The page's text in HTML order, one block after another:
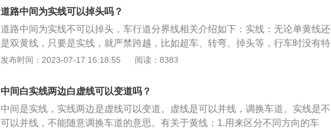
方设有“禁止左转”的指示牌，此时就算没有提到禁止掉头，也是无法在该路口进
行掉头的，因为左转和掉头的动作很相似，掉头之前肯定都要先左转。掉头必须
在最内侧的左转车道，如果是在第二条左转车道的话，也不能在这个路口进行掉
头。掉头一定要先让直行的车辆，在不干预直行车辆正常行驶的情况下才进行掉
头供行驶车辆选择车道，最左侧车道不都是左转箭头的，部分道路上如果出现直
行箭头的，即使是没有明确禁止掉头等标志，也是不允许掉头的。掉头的时候不
可以在斑马线上掉头，也是属于违章行为。
头：黄色网格线实际上就是禁停网格线施划于易发生因临时停车造成堵塞的交叉
路口、重要单位出入口及其他需要设置的路口等。任何车辆在禁停网格线上停车
(包括停车等候交通灯)，都属于违章行为。虽然在黄色网格线区域车辆不能停
就等同于“允许调头”。禁左和允许掉头标志同时出现：是允许掉头但是禁止左转
是实线的话，不管在任何情况下都不得掉头，应该继续往前行驶寻找合适掉头地
点。前方设有“禁止左转”的指示牌，此时就算没有提到禁止掉头，也是无法在该
路口进行掉头的，因为左转和掉头的动作很相似，掉头之前肯定都要先左转。掉
转的指示牌，那么该路口也禁止掉头。无左转车道时禁止掉头：即使是在最左侧
车道，如果没有允许左转的标志，也是不允许掉头的。第二条左转车道线内禁止
掉头：当车辆停在第二条左转车道内时，不能掉头。在没有任何指示标志的情况
下，车辆只能在最内侧左转车道掉头。高速公路上禁止掉头：在高速公路上穿越
中央分隔带掉头，属于违法行为，将被处以罚款、记12分。如果在高速公路错过
道路中间为实线可以掉头吗？
道路中间为实线不可以掉头，车行道分界线相关介绍如下：实线：无论单黄线还
是双黄线，只要是实线，就严禁跨越，比如超车、转弯、掉头等，行车时没有特
别情况就不应该越线。虚线：无论单黄线还是双黄线，只要是虚线，就可以在保
者其他原因，长时间停止不前，在确保安全的前提下，车辆可越实线变道绕行通
过，所产生的违章可以予以消除。
发布时间：2023-07-17 16:18:55 阅读：8383
中间白实线两边白虚线可以变道吗？
中间是实线，实线两边是虚线可以变道。虚线是可以并线，调换车道。实线是不
可以并线，不能随意调换车道的意思。有关于黄线：1.用来区分不同方向的车